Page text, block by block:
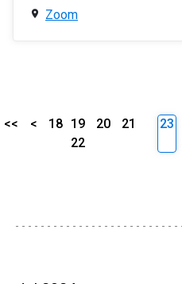
Zoom
<< < 18 19 20
21
22
23